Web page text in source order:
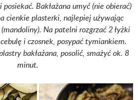
Bakłażana umyć (nie obierać)
cienkie plasterki, najlepiej używając
Na patelni rozgrzać 2 łyżki
i czosnek, posypać tymiankiem.
bakłażana, posolić, smażyć ok. 8
minut.